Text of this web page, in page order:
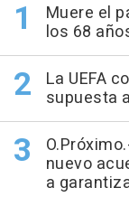
Muere el
los 68
La UEFA
supuesta
nuevo
a